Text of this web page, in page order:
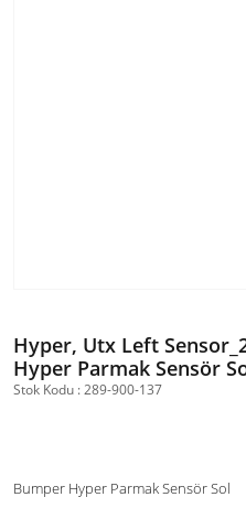
Hyper, Utx Left
Hyper Parmak Sensör
Stok Kodu : 289-900-137
Bumper Hyper Parmak Sensör Sol